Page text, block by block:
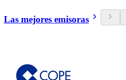
Las mejores emisoras